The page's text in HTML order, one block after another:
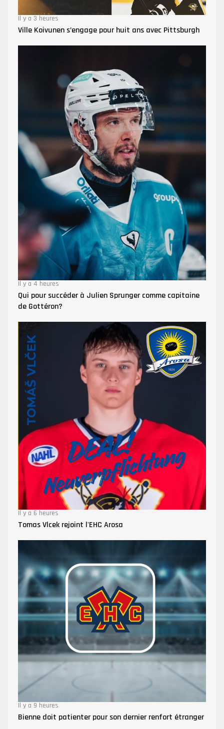
Il y a 3 heures
Ville Koivunen s’engage pour huit ans avec Pittsburgh
Il y a 4 heures
Qui pour succéder à Julien Sprunger comme capitaine
de Gottéron?
Il y a 6 heures
Tomas Vlcek rejoint l'EHC Arosa
Il y a 9 heures
Bienne doit patienter pour son dernier renfort étranger